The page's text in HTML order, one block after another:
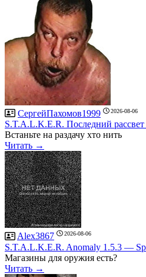
СергейПахомов1999 2026-08-06
S.T.A.L.K.E.R. Последний рассвет
Встаньте на раздачу хто нить
Читать →
Alex3867 2026-08-06
S.T.A.L.K.E.R. Anomaly 1.5.3 —
Магазины для оружия есть?
Читать →